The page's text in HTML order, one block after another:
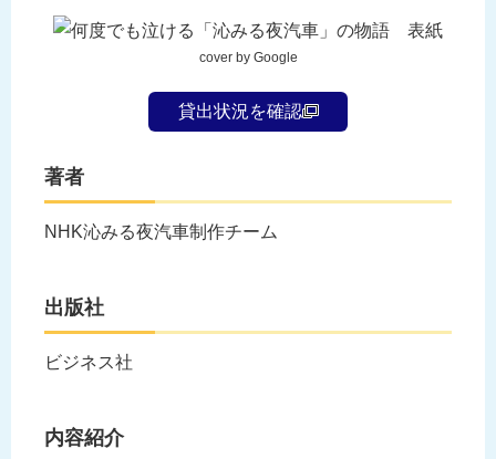
cover by Google
貸出状況を確認
著者
NHK沁みる夜汽車制作チーム
出版社
ビジネス社
内容紹介